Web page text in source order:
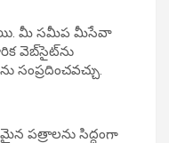
మీ సమీప మీసేవా
వెబ్‌సైట్‌ను
సంప్రదించవచ్చు.
పత్రాలను సిద్ధంగా